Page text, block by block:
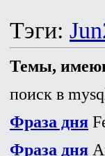
Тэги:
Темы,
поиск в
Фраза дня
Фраза дня